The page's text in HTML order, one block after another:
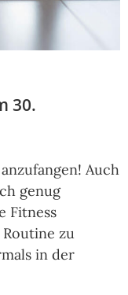
30.
Auch
genug
Fitness
zu
in der